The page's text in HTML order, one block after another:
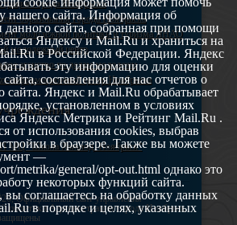
города Ноябрьска
образования города Ноябрьска
молодежной политики и туризма ЯНАО
молодежный центр
агенство по делам молодежи
информационный центр Ноябрьска
"Школа Ямолод. Ноябрьск"
Официальный сайт управления
политики Администрации города Ноябрьск
нашего сайта. Информация об
данного сайта, собранная при помощи
Яндексу и Mail.Ru и храниться на
в Российской Федерации. Яндекс
эту информацию для оценки
сайта, составления для нас отчетов о
сайта. Яндекс и Mail.Ru обрабатывает
установленном в условиях
Яндекс Метрика и Рейтинг Mail.Ru .
от использования cookies, выбрав
в браузере. Также вы можете
—
metrika/general/opt-out.html однако это
некоторых функций сайта.
вы соглашаетесь на обработку данных
в порядке и целях, указанных